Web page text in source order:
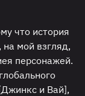
что история
мой взгляд,
персонажей.
и Вай],